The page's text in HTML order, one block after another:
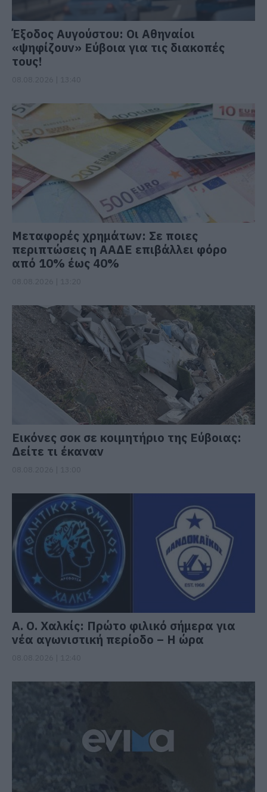
Έξοδος Αυγούστου: Οι Αθηναίοι
«ψηφίζουν» Εύβοια για τις διακοπές
τους!
Μεταφορές χρημάτων: Σε ποιες
περιπτώσεις η ΑΑΔΕ επιβάλλει φόρο
από 10% έως 40%
Εικόνες σοκ σε κοιμητήριο της Εύβοιας:
Δείτε τι έκαναν
Α. Ο. Χαλκίς: Πρώτο φιλικό σήμερα για
νέα αγωνιστική περίοδο – Η ώρα